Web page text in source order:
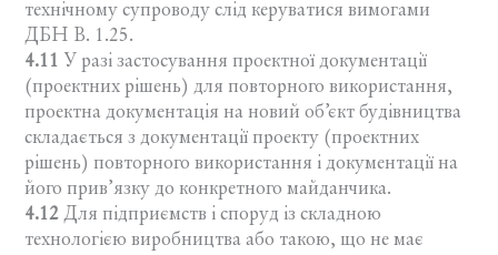
технічному супроводу слід керуватися вимогами
ДБН В. 1.25.
4.11 У разі застосування проектної документації
(проектних рішень) для повторного використання,
проектна документація на новий об’єкт будівництва
складається з документації проекту (проектних
рішень) повторного використання і документації на
його прив’язку до конкретного майданчика.
4.12 Для підприємств і споруд із складною
технологією виробництва або такою, що не має